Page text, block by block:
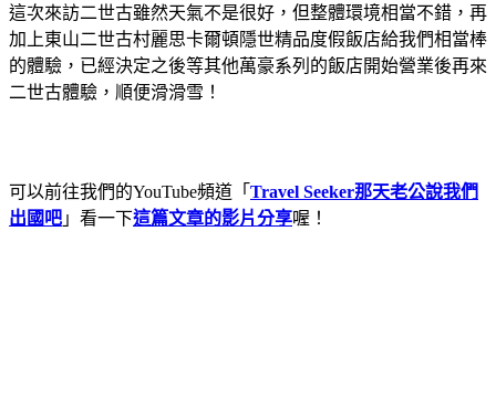
這次來訪二世古雖然天氣不是很好，但整體環境相當不錯，再
加上東山二世古村麗思卡爾頓隱世精品度假飯店給我們相當棒
的體驗，已經決定之後等其他萬豪系列的飯店開始營業後再來
二世古體驗，順便滑滑雪！
可以前往我們的YouTube頻道「 Travel Seeker那天老公說我們
出國吧 」看一下這篇文章的影片分享喔！